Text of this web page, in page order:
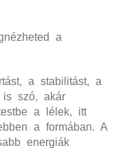
a
a stabilitást, a
is szó, akár
a lélek, itt
a formában. A
energiák